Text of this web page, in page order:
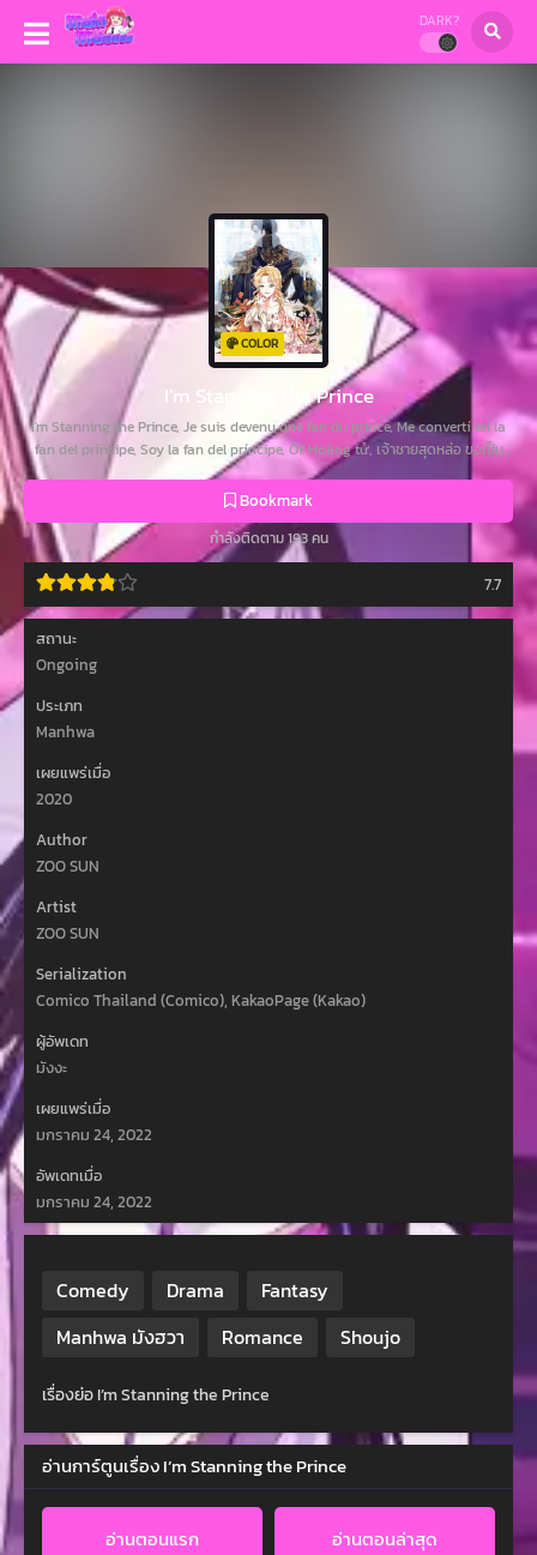
DARK?
COLOR
I’m Stanning the Prince
I'm Stanning the Prince, Je suis devenu une fan du prince, Me convertí en la
fan del príncipe, Soy la fan del príncipe, Ôi! Hoàng tử, เจ้าชายสุดหล่อ ขอเป็น
แฟนคลับนะเพคะ, 关于我的二创被正主发现了这件事, 皇子さまにハマってます,
被皇子殿下圈粉了, 황자님께 입덕합니다
Bookmark
กำลังติดตาม 193 คน
7.7
สถานะ
Ongoing
ประเภท
Manhwa
เผยแพร่เมื่อ
2020
Author
ZOO SUN
Artist
ZOO SUN
Serialization
Comico Thailand (Comico), KakaoPage (Kakao)
ผู้อัพเดท
มังงะ
เผยแพร่เมื่อ
มกราคม 24, 2022
อัพเดทเมื่อ
มกราคม 24, 2022
Comedy Drama
Fantasy
Manhwa มังฮวา
Romance Shoujo
เรื่องย่อ I’m Stanning the Prince
อ่านการ์ตูนเรื่อง I’m Stanning the Prince
อ่านตอนแรก อ่านตอนล่าสุด